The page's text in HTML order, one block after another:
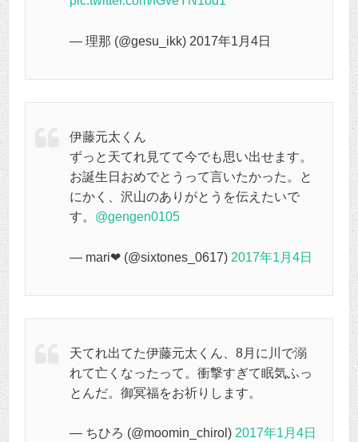
— 理那 (@gesu_ikk) 2017年1月4日
伊藤元太くん
ずっと天てれ見てて今でも思い出せます。
お誕生日おめでとうって言いたかった。と
にかく、沢山のありがとうを伝えたいで
す。 @gengen0105
— mari❤︎ (@sixtones_0617) 2017年1月4日
天てれ出てた伊藤元太くん、8月に川で溺
れて亡くなったって。衝撃すぎて眠気ふっ
とんだ。御冥福をお祈りします。
— ちひろ (@moomin_chirol) 2017年1月4日